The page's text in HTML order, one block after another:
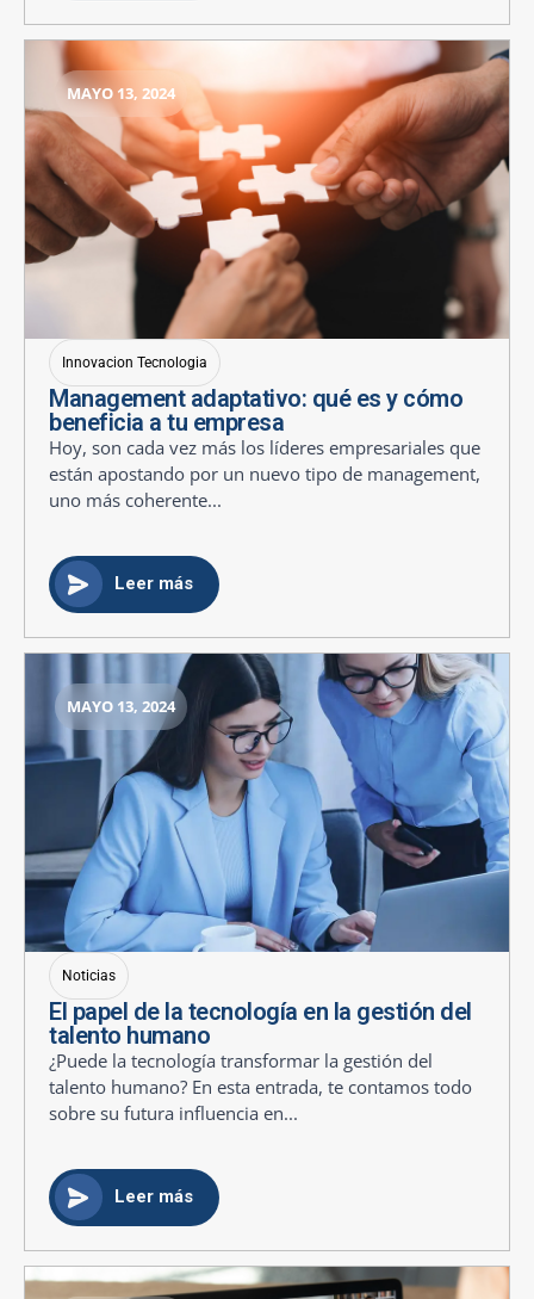
MAYO 13, 2024
Innovacion Tecnologia
Management adaptativo: qué es y cómo
beneficia a tu empresa
Hoy, son cada vez más los líderes empresariales que
están apostando por un nuevo tipo de management,
uno más coherente...
Leer más
MAYO 13, 2024
Noticias
El papel de la tecnología en la gestión del
talento humano
¿Puede la tecnología transformar la gestión del
talento humano? En esta entrada, te contamos todo
sobre su futura influencia en...
Leer más